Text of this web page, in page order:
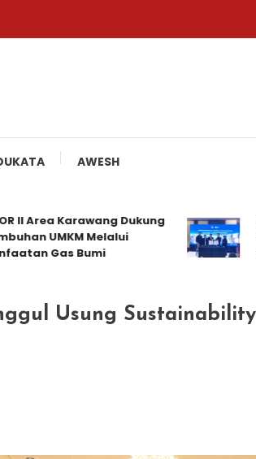
AWESH
Karawang Dukung
UMKM Melalui
Gas Bumi
Usung Sustainability